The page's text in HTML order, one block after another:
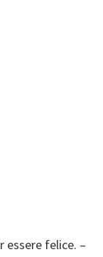
essere felice. –